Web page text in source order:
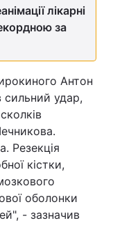
лікарні
за
Антон
сильний удар,
Резекція
кістки,
оболонки
- зазначив